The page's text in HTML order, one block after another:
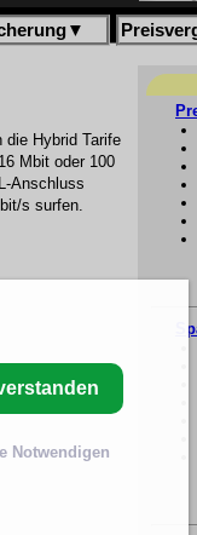
▼
die Hybrid Tarife
Mbit oder 100
Anschluss
s surfen.
Notwendigen